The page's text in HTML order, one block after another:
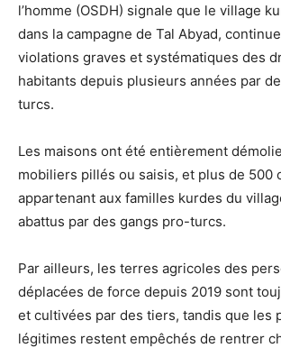
l’homme (OSDH) signale que le village
dans la campagne de Tal Abyad,
violations graves et systématiques des
habitants depuis plusieurs années par
turcs.
Les maisons ont été entièrement
mobiliers pillés ou saisis, et plus de 500
appartenant aux familles kurdes du
abattus par des gangs pro-turcs.
Par ailleurs, les terres agricoles des
déplacées de force depuis 2019 sont
et cultivées par des tiers, tandis que les
légitimes restent empêchés de rentrer